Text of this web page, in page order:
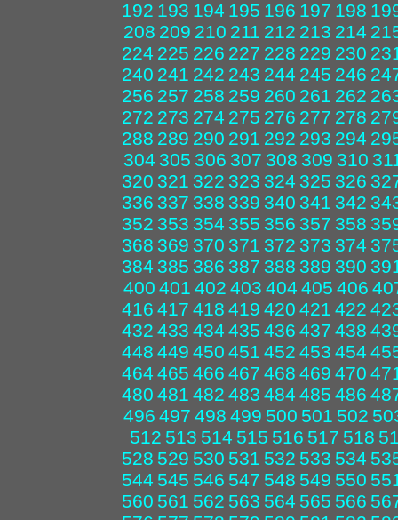
192 193 194 195 196 197 198
208 209 210 211 212 213 214
224 225 226 227 228 229 230
240 241 242 243 244 245 246
256 257 258 259 260 261 262
272 273 274 275 276 277 278
288 289 290 291 292 293 294
304 305 306 307 308 309 310
320 321 322 323 324 325 326
336 337 338 339 340 341 342
352 353 354 355 356 357 358
368 369 370 371 372 373 374
384 385 386 387 388 389 390
400 401 402 403 404 405 406
416 417 418 419 420 421 422
432 433 434 435 436 437 438
448 449 450 451 452 453 454
464 465 466 467 468 469 470
480 481 482 483 484 485 486
496 497 498 499 500 501 502
512 513 514 515 516 517 518
528 529 530 531 532 533 534
544 545 546 547 548 549 550
560 561 562 563 564 565 566